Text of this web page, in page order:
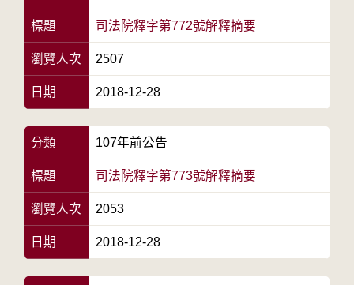
標題 司法院釋字第772號解釋摘要
瀏覽人次 2507
日期 2018-12-28
分類 107年前公告
標題 司法院釋字第773號解釋摘要
瀏覽人次 2053
日期 2018-12-28